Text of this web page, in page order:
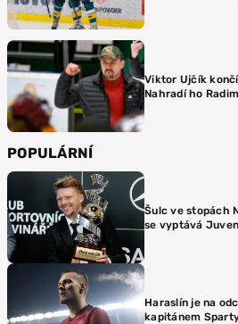
Viktor Ujčík
Nahradí ho
POPULÁRNÍ
Šulc ve stopách
se vyptává
Haraslín je na
kapitánem